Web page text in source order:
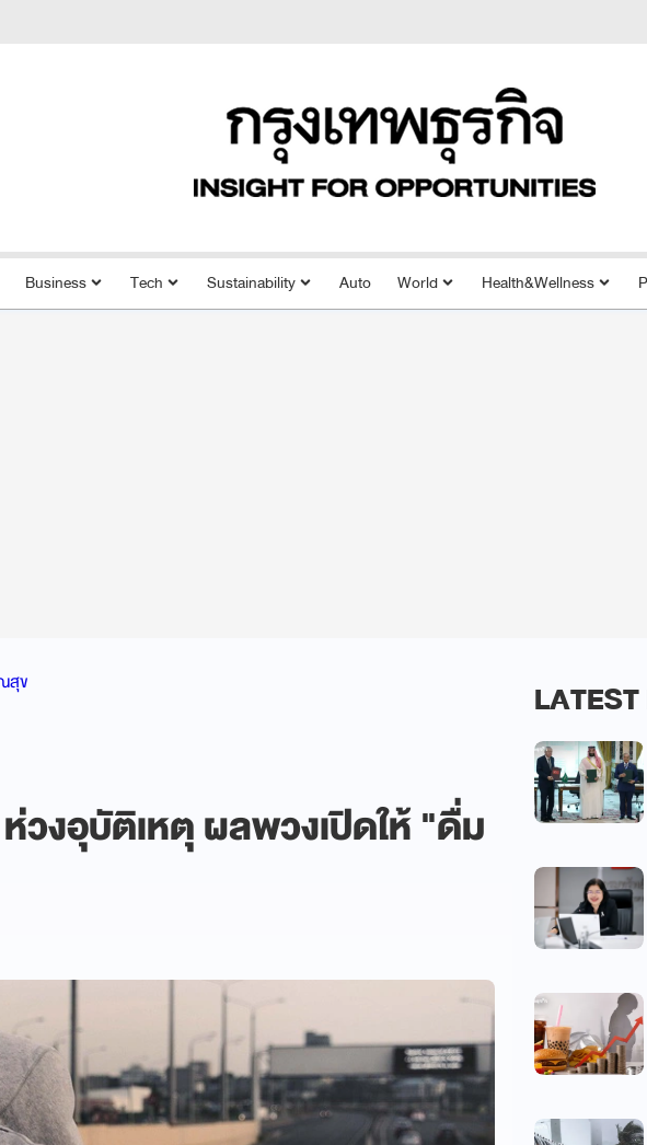
Business Tech Sustainability Auto World Health&Wellness
สุข
วงอุบัติเหตุ ผลพวงเปิดให้ "ดื่ม